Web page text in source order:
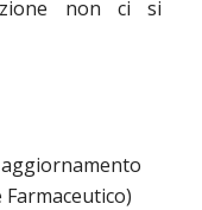
non ci si
aggiornamento